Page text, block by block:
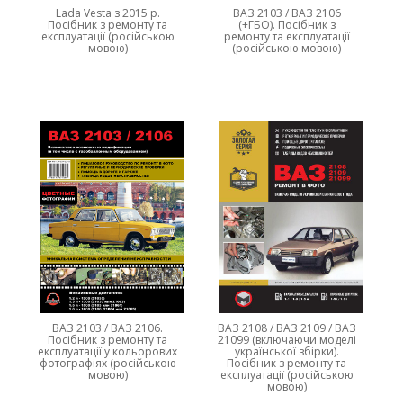
Lada Vesta з 2015 р.
Посібник з ремонту та
експлуатації (російською
мовою)
ВАЗ 2103 / ВАЗ 2106
(+ГБО). Посібник з
ремонту та експлуатації
(російською мовою)
ВАЗ 2103 / ВАЗ 2106.
Посібник з ремонту та
експлуатації у кольорових
фотографіях (російською
мовою)
ВАЗ 2108 / ВАЗ 2109 / ВАЗ
21099 (включаючи моделі
української збірки).
Посібник з ремонту та
експлуатації (російською
мовою)